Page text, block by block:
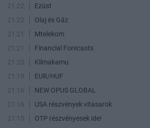
21:22
Ezüst
21:22
Olaj és Gáz
21:21
Mtelekom
21:21
Financial Forecasts
21:20
Klímakamu
21:19
EUR/HUF
21:16
NEW OPUS GLOBAL
21:16
USA részvények vitasarok
21:15
OTP részvényesek ide!